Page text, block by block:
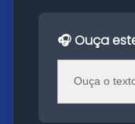
🎧 Ouça
Ouça o